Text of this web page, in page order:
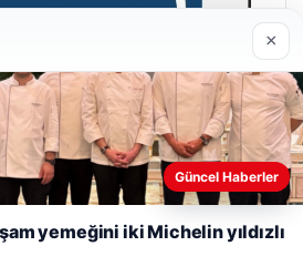
daha iyi anlayabilmek,
×
Güncel Haberler
yemeğini iki Michelin yıldızlı